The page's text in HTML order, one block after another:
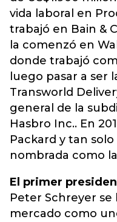
vida laboral en
trabajó en Bain &
la comenzó en
donde trabajó
luego pasar a ser
Transworld
general de la
Hasbro Inc.. En
Packard y tan
nombrada como
El primer
Peter Schreyer se
mercado como